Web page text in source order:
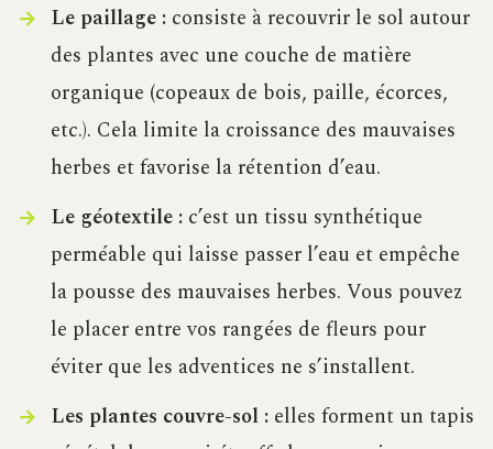
Le paillage :consiste à recouvrir le sol autour
des plantes avec une couche de matière
organique (copeaux de bois, paille, écorces,
etc.). Cela limite la croissance des mauvaises
herbes et favorise la rétention d’eau.
Le géotextile :c’est un tissu synthétique
perméable qui laisse passer l’eau et empêche
la pousse des mauvaises herbes. Vous pouvez
le placer entre vos rangées de fleurs pour
éviter que les adventices ne s’installent.
Les plantes couvre-sol :elles forment un tapis